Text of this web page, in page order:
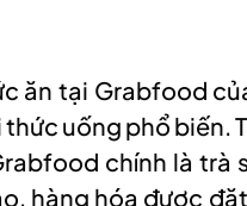
ăn tại Grabfood
uống phổ biến.
chính là trà
hàng hóa được